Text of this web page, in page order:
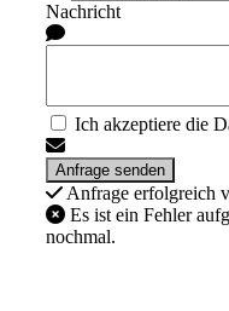
Nachricht
Ich akzeptiere die
Anfrage erfolgreich
Es ist ein Fehler
nochmal.